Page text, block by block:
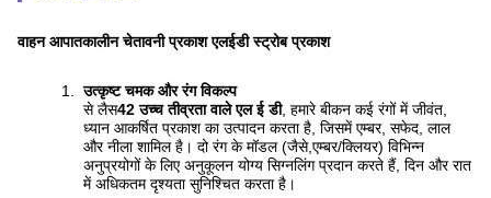
वाहन आपातकालीन चेतावनी प्रकाश एलईडी स्ट्रोब प्रकाश
उत्कृष्ट चमक और रंग विकल्प
से लैस42 उच्च तीव्रता वाले एल ई डी, हमारे बीकन कई रंगों में जीवंत,
ध्यान आकर्षित प्रकाश का उत्पादन करता है, जिसमें एम्बर, सफेद, लाल
और नीला शामिल है। दो रंग के मॉडल (जैसे,एम्बर/क्लियर) विभिन्न
अनुप्रयोगों के लिए अनुकूलन योग्य सिग्नलिंग प्रदान करते हैं, दिन और रात
में अधिकतम दृश्यता सुनिश्चित करता है।